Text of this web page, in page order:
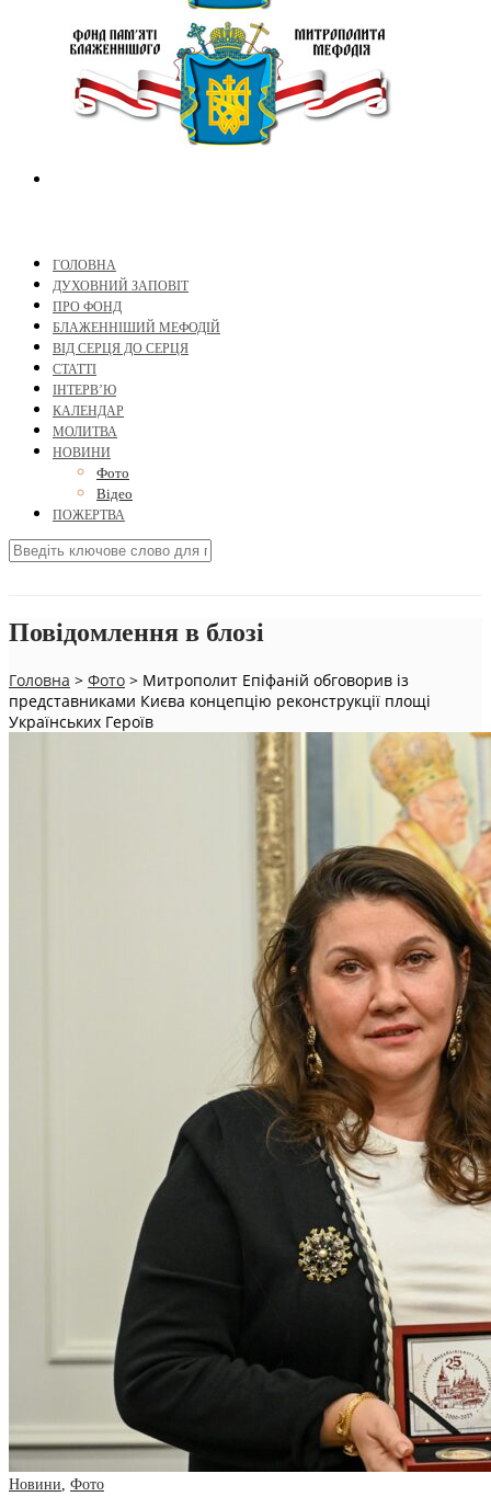
ГОЛОВНА
ДУХОВНИЙ ЗАПОВІТ
ПРО ФОНД
БЛАЖЕННІШИЙ МЕФОДІЙ
ВІД СЕРЦЯ ДО СЕРЦЯ
СТАТТІ
ІНТЕРВ’Ю
КАЛЕНДАР
МОЛИТВА
НОВИНИ
Фото
Відео
ПОЖЕРТВА
Повідомлення в блозі
Головна > Фото > Митрополит Епіфаній обговорив із
представниками Києва концепцію реконструкції площі
Українських Героїв
Новини Фото